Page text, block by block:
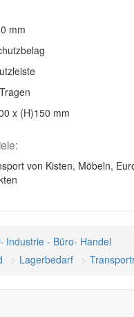
mm
x (H)150 mm
von Kisten, Möbeln,
Industrie - Büro- Handel
Lagerbedarf